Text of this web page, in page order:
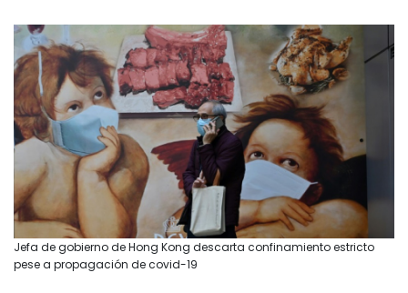
Jefa de gobierno de Hong Kong descarta confinamiento estricto
pese a propagación de covid-19